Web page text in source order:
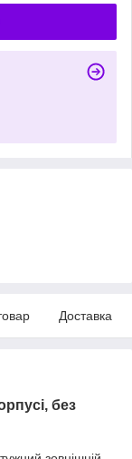
Доставка
без